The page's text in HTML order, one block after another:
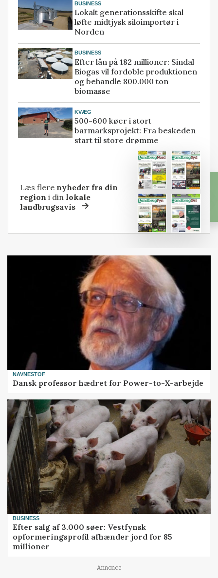
BUSINESS
Lokalt generationsskifte skal
løfte midtjysk siloimportør i
Norden
BUSINESS
Efter lån på 182 millioner: Sindal
Biogas vil fordoble produktionen
og behandle 800.000 ton
biomasse
KVÆG
500-600 køer i stort
barmarksprojekt: Fra beskeden
start til store drømme
Læs flere nyheder fra din
region i dinlokale
landbrugsavis
NAVNESTOF
Dansk professor hædret for Power-to-X-arbejde
BUSINESS
Efter salg af 3.000 søer: Vestfynsk
opformeringsprofil afhænder jord for 85
millioner
Annonce